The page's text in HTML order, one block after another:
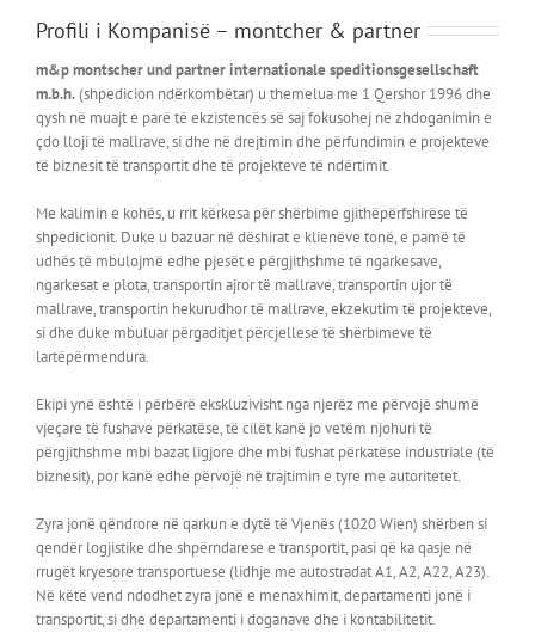
Profili i Kompanisë – montcher & partner
m&p montscher und partner internationale speditionsgesellschaft
m.b.h.(shpedicion ndërkombëtar) u themelua me 1 Qershor 1996 dhe
qysh në muajt e parë të ekzistencës së saj fokusohej në zhdoganimin e
çdo lloji të mallrave, si dhe në drejtimin dhe përfundimin e projekteve
të biznesit të transportit dhe të projekteve të ndërtimit.
Me kalimin e kohës, u rrit kërkesa për shërbime gjithëpërfshirëse të
shpedicionit. Duke u bazuar në dëshirat e klienëve tonë, e pamë të
udhës të mbulojmë edhe pjesët e përgjithshme të ngarkesave,
ngarkesat e plota, transportin ajror të mallrave, transportin ujor të
mallrave, transportin hekurudhor të mallrave, ekzekutim të projekteve,
si dhe duke mbuluar përgaditjet përcjellese të shërbimeve të
lartëpërmendura.
Ekipi ynë është i përbërë ekskluzivisht nga njerëz me përvojë shumë
vjeçare të fushave përkatëse, të cilët kanë jo vetëm njohuri të
përgjithshme mbi bazat ligjore dhe mbi fushat përkatëse industriale (të
biznesit), por kanë edhe përvojë në trajtimin e tyre me autoritetet.
Zyra jonë qëndrore në qarkun e dytë të Vjenës (1020 Wien) shërben si
qendër logjistike dhe shpërndarese e transportit, pasi që ka qasje në
rrugët kryesore transportuese (lidhje me autostradat A1, A2, A22, A23).
Në këtë vend ndodhet zyra jonë e menaxhimit, departamenti jonë i
transportit, si dhe departamenti i doganave dhe i kontabilitetit.